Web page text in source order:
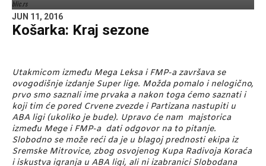
blic.rs
JUN 11, 2016
Košarka: Kraj sezone
Utakmicom između Mega Leksa i FMP-a završava se
ovogodišnje izdanje Super lige. Možda pomalo i nelogično,
prvo smo saznali ime prvaka a nakon toga ćemo saznati i
koji tim će pored Crvene zvezde i Partizana nastupiti u
ABA ligi (ukoliko je bude). Upravo će nam majstorica
između Mege i FMP-a dati odgovor na to pitanje.
Slobodno se može reći da je u blagoj prednosti ekipa iz
Sremske Mitrovice, zbog osvojenog Kupa Radivoja Koraća
i iskustva igranja u ABA ligi, ali ni izabranici Slobodana